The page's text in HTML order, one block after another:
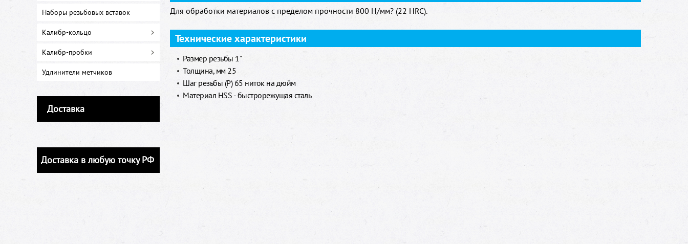
Наборы резьбовых вставок
Калибр-кольцо
Калибр-пробки
Удлинители метчиков
Доставка
Доставка в любую точку РФ
Для обработки материалов с пределом прочности 800 H/мм? (22 HRC).
Технические характеристики
Размер резьбы 1"
Толщина, мм 25
Шаг резьбы (Р) 65 ниток на дюйм
Материал HSS - быстрорежущая сталь